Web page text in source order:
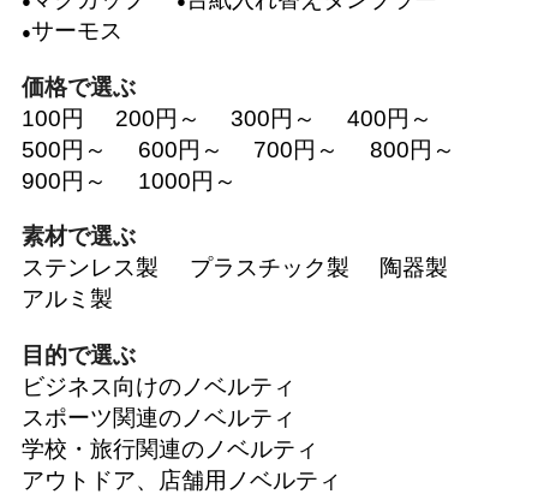
サーモス
価格で選ぶ
100円
200円～ 300円～
400円～
500円～
600円～ 700円～
800円～
900円～
1000円～
素材で選ぶ
ステンレス製
プラスチック製
陶器製
アルミ製
目的で選ぶ
ビジネス向けのノベルティ
スポーツ関連のノベルティ
学校・旅行関連のノベルティ
アウトドア、店舗用ノベルティ